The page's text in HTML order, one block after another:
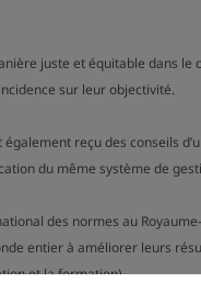
juste et équitable dans
sur leur objectivité.
reçu des conseils
du même système de
des normes au
entier à améliorer leurs
et la formation).